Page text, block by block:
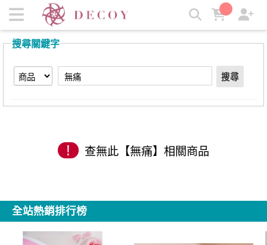
【無痛】搜尋結果 | 岩寬生醫
搜尋關鍵字
搜尋
! 查無此【無痛】相關商品
全站熱銷排行榜